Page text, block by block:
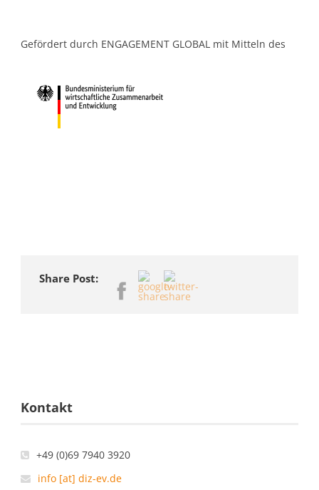
Gefördert durch ENGAGEMENT GLOBAL mit Mitteln des
Share Post:
Kontakt
+49 (0)69 7940 3920
info [at] diz-ev.de